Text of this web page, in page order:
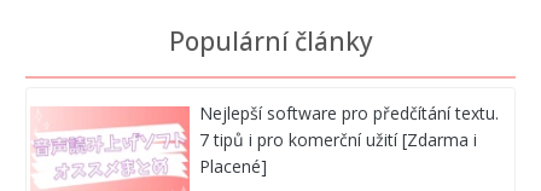
Populární články
Nejlepší software pro předčítání textu.
7 tipů i pro komerční užití [Zdarma i
Placené]